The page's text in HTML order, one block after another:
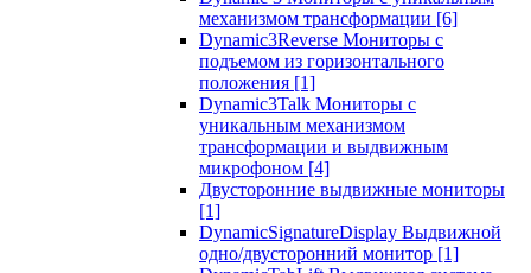
механизмом трансформации [6]
Dynamic3Reverse Мониторы с
подъемом из горизонтального
положения [1]
Dynamic3Talk Мониторы с
уникальным механизмом
трансформации и выдвижным
микрофоном [4]
Двусторонние выдвижные мониторы
[1]
DynamicSignatureDisplay Выдвижной
одно/двусторонний монитор [1]